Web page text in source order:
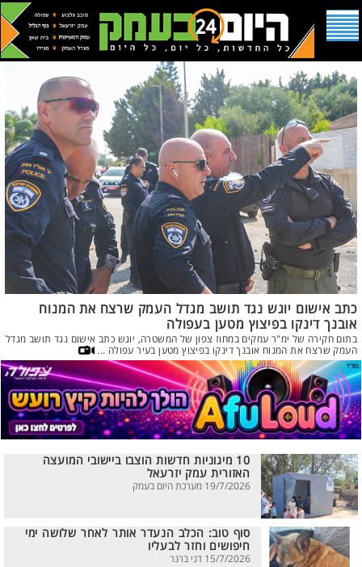
כתב אישום יוגש נגד תושב מגדל העמק שרצח את המנוח
אובנך דינקו בפיצוץ מטען בעפולה
בתום חקירה של ימ"ר עמקים במחוז צפון של המשטרה, יוגש כתב אישום נגד תושב מגדל
העמק שרצח את המנוח אובנך דינקו בפיצוץ מטען בעיר עפולה ...
10 מיגוניות חדשות הוצבו ביישובי המועצה
האזורית עמק יזרעאל
19/7/2026 מערכת היום בעמק
סוף טוב: הכלב הנעדר אותר לאחר שלושה ימי
חיפושים וחזר לבעליו
15/7/2026 דני ברנר